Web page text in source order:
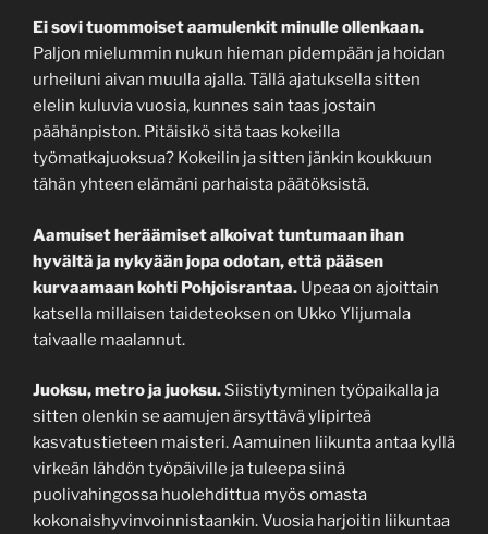
Ei sovi tuommoiset aamulenkit minulle ollenkaan.
Paljon mielummin nukun hieman pidempään ja hoidan
urheiluni aivan muulla ajalla. Tällä ajatuksella sitten
elelin kuluvia vuosia, kunnes sain taas jostain
päähänpiston. Pitäisikö sitä taas kokeilla
työmatkajuoksua? Kokeilin ja sitten jänkin koukkuun
tähän yhteen elämäni parhaista päätöksistä.
Aamuiset heräämiset alkoivat tuntumaan ihan
hyvältä ja nykyään jopa odotan, että pääsen
kurvaamaan kohti Pohjoisrantaa. Upeaa on ajoittain
katsella millaisen taideteoksen on Ukko Ylijumala
taivaalle maalannut.
Juoksu, metro ja juoksu. Siistiytyminen työpaikalla ja
sitten olenkin se aamujen ärsyttävä ylipirteä
kasvatustieteen maisteri. Aamuinen liikunta antaa kyllä
virkeän lähdön työpäiville ja tuleepa siinä
puolivahingossa huolehdittua myös omasta
kokonaishyvinvoinnistaankin. Vuosia harjoitin liikuntaa